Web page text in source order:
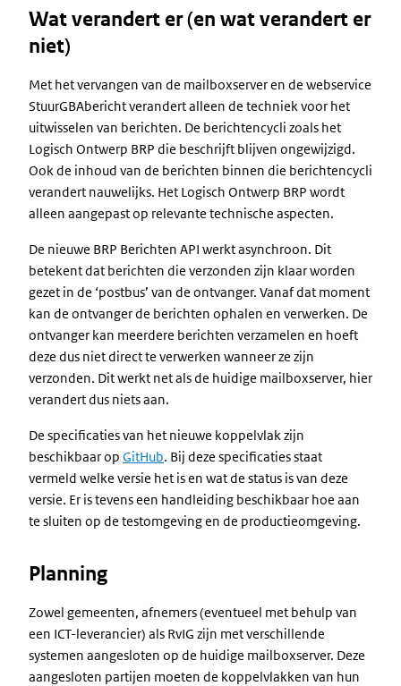
Wat verandert er (en wat verandert er
niet)
Met het vervangen van de mailboxserver en de webservice
StuurGBAbericht verandert alleen de techniek voor het
uitwisselen van berichten. De berichtencycli zoals het
Logisch Ontwerp BRP die beschrijft blijven ongewijzigd.
Ook de inhoud van de berichten binnen die berichtencycli
verandert nauwelijks. Het Logisch Ontwerp BRP wordt
alleen aangepast op relevante technische aspecten.
De nieuwe BRP Berichten API werkt asynchroon. Dit
betekent dat berichten die verzonden zijn klaar worden
gezet in de ‘postbus’ van de ontvanger. Vanaf dat moment
kan de ontvanger de berichten ophalen en verwerken. De
ontvanger kan meerdere berichten verzamelen en hoeft
deze dus niet direct te verwerken wanneer ze zijn
verzonden. Dit werkt net als de huidige mailboxserver, hier
verandert dus niets aan.
De specificaties van het nieuwe koppelvlak zijn
beschikbaar op GitHub. Bij deze specificaties staat
vermeld welke versie het is en wat de status is van deze
versie. Er is tevens een handleiding beschikbaar hoe aan
te sluiten op de testomgeving en de productieomgeving.
Planning
Zowel gemeenten, afnemers (eventueel met behulp van
een ICT-leverancier) als RvIG zijn met verschillende
systemen aangesloten op de huidige mailboxserver. Deze
aangesloten partijen moeten de koppelvlakken van hun